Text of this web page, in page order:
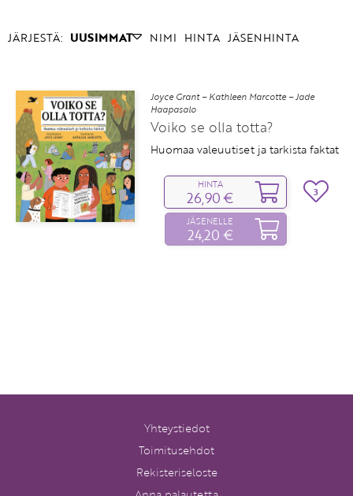
JÄRJESTÄ: UUSIMMAT NIMI HINTA JÄSENHINTA
Joyce Grant – Kathleen Marcotte – Jade
Haapasalo
Voiko se olla totta?
Huomaa valeuutiset ja tarkista faktat
HINTA
26,90 €
JÄSENELLE
24,20 €
3
Yhteystiedot
Toimitusehdot
Rekisteriseloste